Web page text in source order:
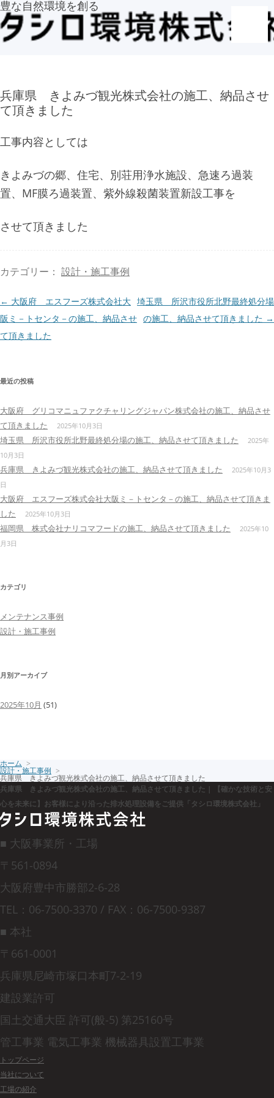
豊な自然環境を創る
兵庫県 きよみづ観光株式会社の施工、納品させ
て頂きました
工事内容としては
きよみづの郷、住宅、別荘用浄水施設、急速ろ過装
置、MF膜ろ過装置、紫外線殺菌装置新設工事を
させて頂きました
カテゴリー： 設計・施工事例
投
稿
ナ
ー
シ
ョ
ン
← 大阪府 エスフーズ株式会社大
阪ミ－トセンタ－の施工、納品させ
て頂きました
埼玉県 所沢市役所北野最終処分場
の施工、納品させて頂きました →
最近の投稿
大阪府 グリコマニュファクチャリングジャパン株式会社の施工、納品させ
て頂きました
2025年10月3日
埼玉県 所沢市役所北野最終処分場の施工、納品させて頂きました
2025年
10月3日
兵庫県 きよみづ観光株式会社の施工、納品させて頂きました
2025年10月3
日
大阪府 エスフーズ株式会社大阪ミ－トセンタ－の施工、納品させて頂きま
した
2025年10月3日
福岡県 株式会社ナリコマフードの施工、納品させて頂きました
2025年10
月3日
カテゴリ
メンテナンス事例
設計・施工事例
月別アーカイブ
2025年10月 (51)
ホーム
設計・施工事例
兵庫県 きよみづ観光株式会社の施工、納品させて頂きました
兵庫県 きよみづ観光株式会社の施工、納品させて頂きました | 【確かな技術と安
心を未来に】お客様により沿った排水処理設備をご提供「タシロ環境株式会社」
■ 大阪事業所・工場
〒561-0894
大阪府豊中市勝部2-6-28
TEL：06-7500-3370 / FAX：06-7500-9387
■ 本社
〒661-0001
兵庫県尼崎市塚口本町7-2-19
建設業許可
国土交通大臣 許可(般-5) 第25160号
管工事業 電気工事業 機械器具設置工事業
トップページ
当社について
工場の紹介